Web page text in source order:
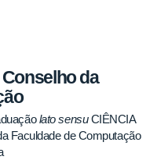
Conselho da
lato sensuCIÊNCIA
Faculdade de Computação